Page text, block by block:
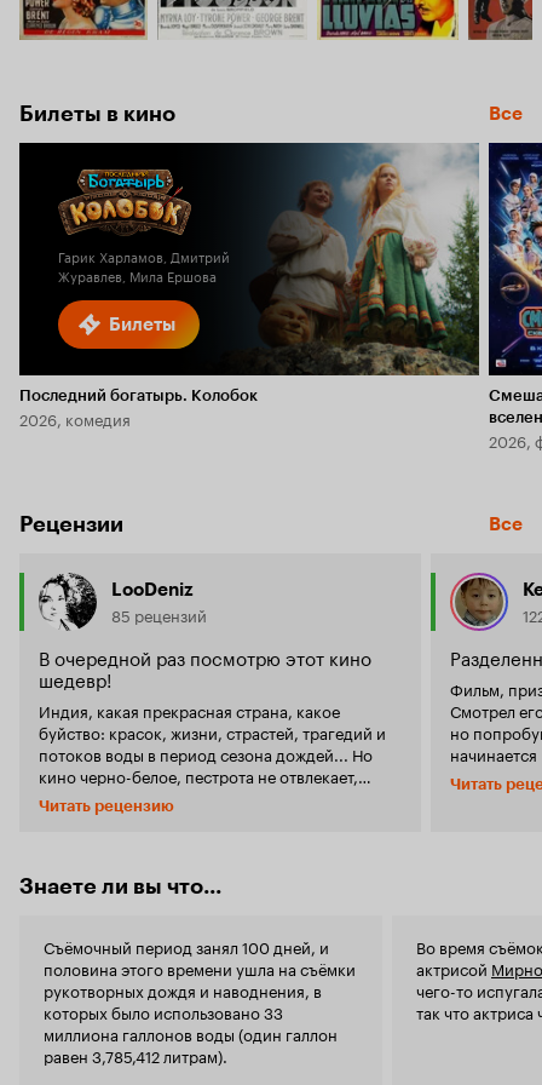
Билеты в кино Все
Билеты
Гарик Харламов, Дмитрий
Журавлев, Мила Ершова
Последний богатырь. Колобок
2026, комедия
2026,
Рецензии Все
LooDeniz
85 рецензий
В очередной раз посмотрю этот кино
шедевр!
Индия, какая прекрасная страна, какое
буйство: красок, жизни, страстей, трагедий и
потоков воды в период сезона дождей... Но
кино черно-белое, пестрота не отвлекает,
танцев и песен - нет, ведь Индия воссоздана в
павильонах Голливуда, как и потрясающие
неоднократно. Сразу можно оценить качество
закончен. Сюжет взят из модного на то время
романа Луиса Бромфилда, про жизнь в
колониальной Индии. Режиссер уловил
эксцентричную манеру романа и выстроил
драматическую историю - как-то легко и
непринужденно с забавными и умными
Читать рецензию
Фильм,
Смотрел
но попробую
принципе
картины в
Марии
Читать
Знаете ли вы что...
Съёмочный период занял 100 дней, и
половина этого времени ушла на съёмки
рукотворных дождя и наводнения, в
которых было использовано 33
миллиона галлонов воды (один галлон
равен 3,785,412 литрам).
Во время
актрисой
чего-то
так что актриса